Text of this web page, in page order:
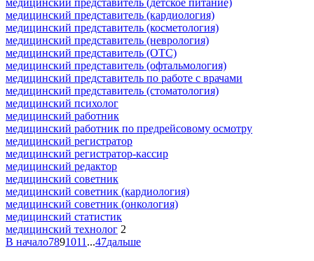
медицинский представитель (кардиология)
медицинский представитель (косметология)
медицинский представитель (неврология)
медицинский представитель (ОТС)
медицинский представитель (офтальмология)
медицинский представитель по работе с врачами
медицинский представитель (стоматология)
медицинский психолог
медицинский работник
медицинский работник по предрейсовому осмотру
медицинский регистратор
медицинский регистратор-кассир
медицинский редактор
медицинский советник
медицинский советник (кардиология)
медицинский советник (онкология)
медицинский статистик
медицинский технолог 2
В начало7891011 ...47дальше